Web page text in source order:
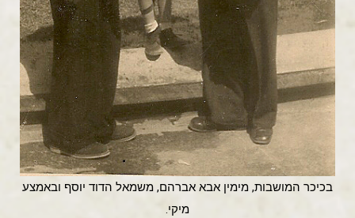
בכיכר המושבות, מימין אבא אברהם, משמאל הדוד יוסף ובאמצע
מיקי.